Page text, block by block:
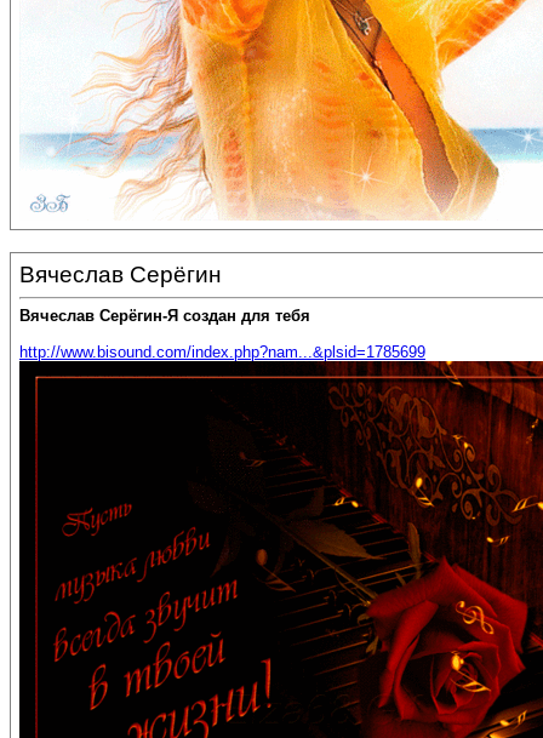
Вячеслав Серёгин
Вячеслав Серёгин-Я создан для тебя
http://www.bisound.com/index.php?nam...&plsid=1785699